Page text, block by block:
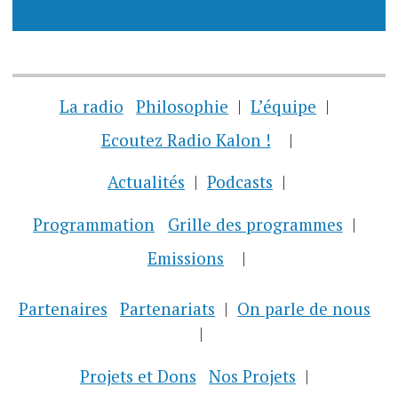
La radio Philosophie
L’équipe
Ecoutez Radio Kalon !
Actualités
Podcasts
Programmation
Grille des programmes
Emissions
Partenaires Partenariats On parle de nous
Projets et Dons
Nos Projets